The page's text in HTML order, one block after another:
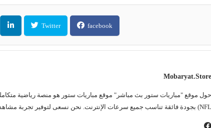
facebook
Twitter
Mobaryat.store
NFL) بجودة فائقة تناسب جميع سرعات الإنترنت. نحن نسعى لتوفير تجربة مشاهدة غامرة وسهلة للمشجع العربي، بعيداً عن التعقيد وبأقل قدر من الإعلانات المزعجة.